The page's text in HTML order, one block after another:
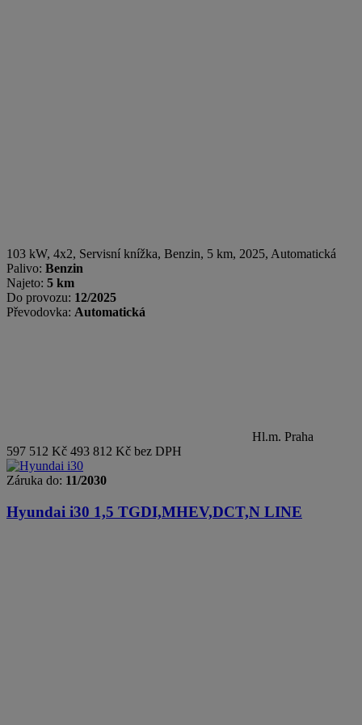
103 kW, 4x2, Servisní knížka, Benzin, 5 km, 2025, Automatická
Palivo: Benzin
Najeto: 5 km
Do provozu: 12/2025
Převodovka: Automatická
Hl.m. Praha
597 512 Kč 493 812 Kč bez DPH
Záruka do: 11/2030
Hyundai i30 1,5 TGDI,MHEV,DCT,N LINE